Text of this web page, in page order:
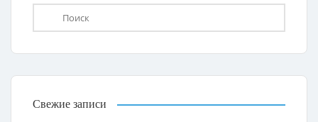
Свежие записи